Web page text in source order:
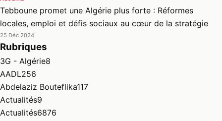
Tebboune promet une Algérie plus forte : Réformes
locales, emploi et défis sociaux au cœur de la stratégie
25 Déc 2024
Rubriques
3G - Algérie8
AADL256
Abdelaziz Bouteflika117
Actualités9
Actualités6876